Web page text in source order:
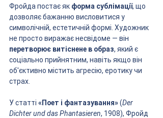
Фройда постає як форма сублімації, що
дозволяє бажанню висловитися у
символічній, естетичній формі. Художник
не просто виражає несвідоме — він
перетворює витіснене в образ, який є
соціально прийнятним, навіть якщо він
об'єктивно містить агресію, еротику чи
страх.
У статті «Поет і фантазування» (Der
Dichter und das Phantasieren, 1908), Фройд